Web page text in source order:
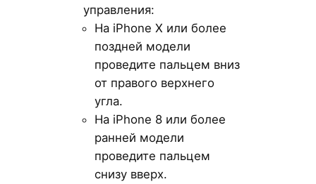
управления:
На iPhone X или более
поздней модели
проведите пальцем вниз
от правого верхнего
угла.
На iPhone 8 или более
ранней модели
проведите пальцем
снизу вверх.